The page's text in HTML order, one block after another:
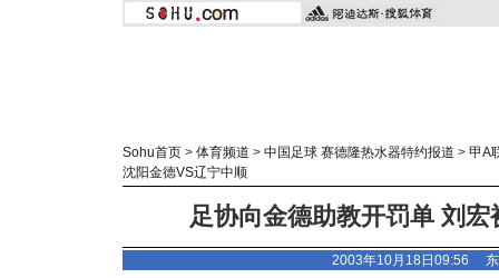
Sohu首页 > 体育频道 > 中国足球 赛德隆热水器特约报道 > 甲A
沈阳金德VS辽宁中顺
足协向金德助教开罚单 刘
2003年10月18日09:56